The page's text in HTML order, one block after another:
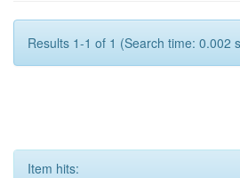
Results 1-1 of 1 (Search time: 0.002
Item hits: